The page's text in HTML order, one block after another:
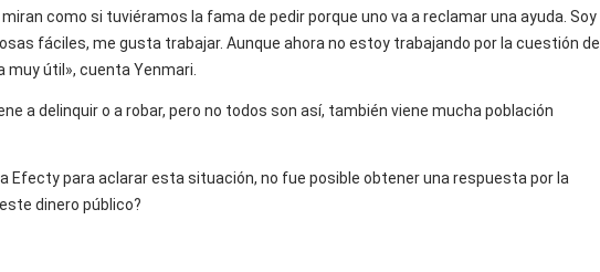
como si tuviéramos la fama de pedir porque uno va a reclamar una ayuda. Soy
fáciles, me gusta trabajar. Aunque ahora no estoy trabajando por la cuestión del
muy útil», cuenta Yenmari.
a delinquir o a robar, pero no todos son así, también viene mucha población
Efecty para aclarar esta situación, no fue posible obtener una respuesta por la
dinero público?